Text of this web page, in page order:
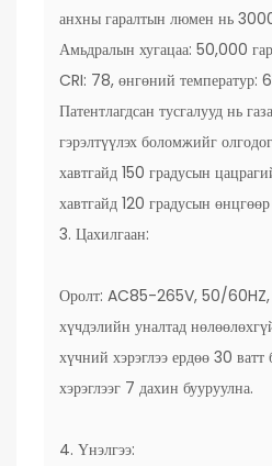
анхны гаралтын люмен нь
Амьдралын хугацаа: 50,000
CRI: 78, өнгөний температур:
Патентлагдсан тусгалууд нь
гэрэлтүүлэх боломжийг
хавтгайд 150 градусын
хавтгайд 120 градусын өнцгөөр
3. Цахилгаан:
Оролт: AC85-265V, 50/
хүчдэлийн уналтад
хүчний хэрэглээ ердөө 30
хэрэглээг 7 дахин бууруулна.
4. Үнэлгээ: